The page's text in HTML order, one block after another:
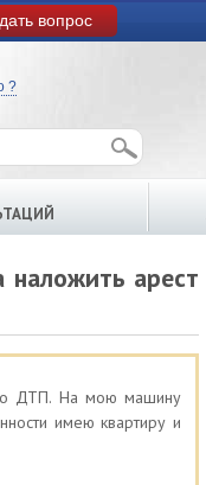
вопрос
?
наложить арест
ДТП. На мою машину
имею квартиру и